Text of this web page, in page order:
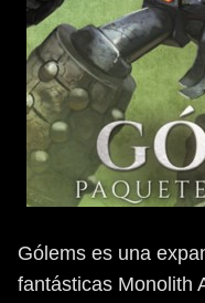
Gólems es una
fantásticas Monolith